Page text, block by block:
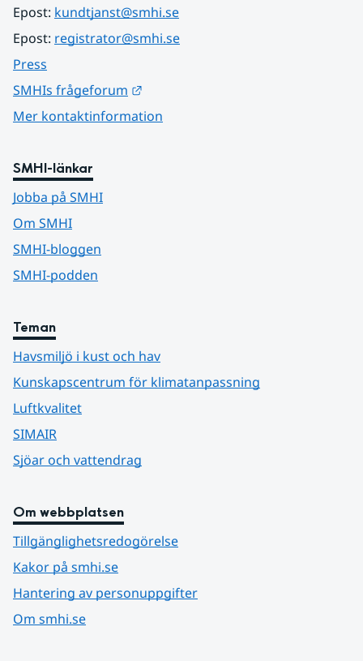
Epost: kundtjanst@smhi.se
Epost: registrator@smhi.se
Press
SMHIs frågeforum
Mer kontaktinformation
SMHI-länkar
Jobba på SMHI
Om SMHI
SMHI-bloggen
SMHI-podden
Teman
Havsmiljö i kust och hav
Kunskapscentrum för klimatanpassning
Luftkvalitet
SIMAIR
Sjöar och vattendrag
Om webbplatsen
Tillgänglighetsredogörelse
Kakor på smhi.se
Hantering av personuppgifter
Om smhi.se